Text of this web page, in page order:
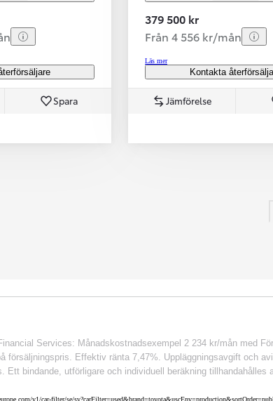
Spara
379 500 kr
Från 4 556 kr/mån
Läs mer
Kontakta
Jämförelse
Services: Månadskostnadsexempel 2 234 kr/mån med
försäljningspris. Effektiv ränta 7,47%. Uppläggningsavgift och
Ett bindande, utförligare och individuell beräkning tillhandahålles
v1/car-filter/se/